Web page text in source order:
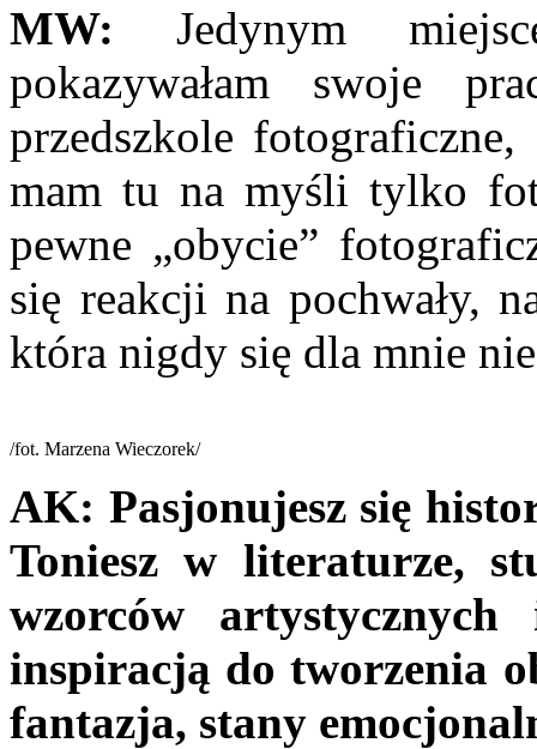
MW:Jedynym
pokazywałam swoje
przedszkole
mam tu na myśli tylko
pewne „obycie”
się reakcji na pochwały,
która nigdy się dla mnie
/fot. Marzena Wieczorek/
AK: Pasjonujesz się
Toniesz w literaturze,
wzorców
inspiracją do tworzenia
fantazja, stany